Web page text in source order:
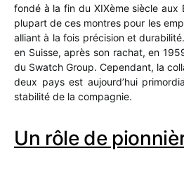
fondé à la fin du XIXème siècle aux
plupart de ces montres pour les
alliant à la fois précision et
en Suisse, après son rachat, en
du Swatch Group. Cependant, la
deux pays est aujourd’hui
stabilité de la compagnie.
Un rôle de